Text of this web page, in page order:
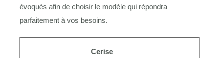
évoqués afin de choisir le modèle qui répondra
parfaitement à vos besoins.
Cerise